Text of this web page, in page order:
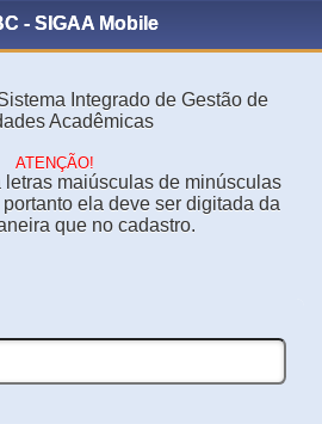
- SIGAA Mobile
Integrado de Gestão de
Acadêmicas
ATENÇÃO!
maiúsculas de minúsculas
ela deve ser digitada da
que no cadastro.